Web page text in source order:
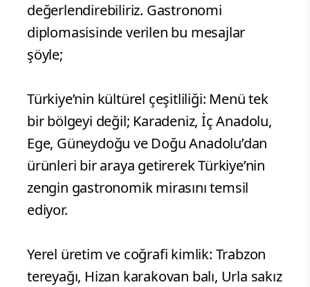
değerlendirebiliriz. Gastronomi
diplomasisinde verilen bu mesajlar
şöyle;
Türkiye’nin kültürel çeşitliliği: Menü tek
bir bölgeyi değil; Karadeniz, İç Anadolu,
Ege, Güneydoğu ve Doğu Anadolu’dan
ürünleri bir araya getirerek Türkiye’nin
zengin gastronomik mirasını temsil
ediyor.
Yerel üretim ve coğrafi kimlik: Trabzon
tereyağı, Hizan karakovan balı, Urla sakız